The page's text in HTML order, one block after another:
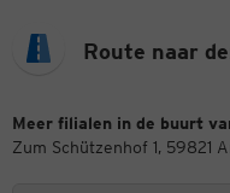
Route naar
Meer filialen in de buurt
Zum Schützenhof 1, 59821